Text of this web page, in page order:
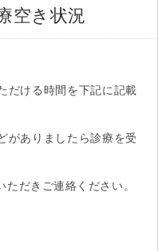
空き状況
だける時間を下記に記載
がありましたら診療を受
だきご連絡ください。